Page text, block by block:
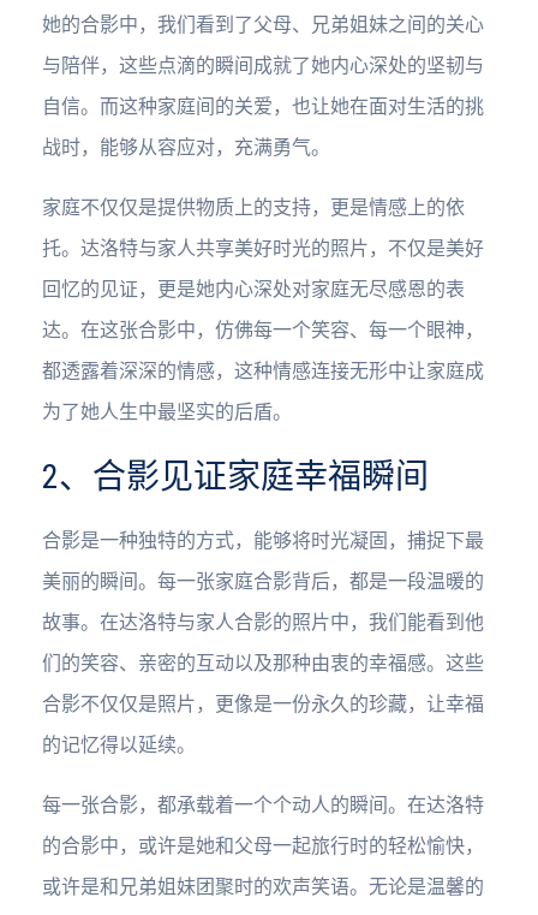
她的合影中，我们看到了父母、兄弟姐妹之间的关心
与陪伴，这些点滴的瞬间成就了她内心深处的坚韧与
自信。而这种家庭间的关爱，也让她在面对生活的挑
战时，能够从容应对，充满勇气。
家庭不仅仅是提供物质上的支持，更是情感上的依
托。达洛特与家人共享美好时光的照片，不仅是美好
回忆的见证，更是她内心深处对家庭无尽感恩的表
达。在这张合影中，仿佛每一个笑容、每一个眼神，
都透露着深深的情感，这种情感连接无形中让家庭成
为了她人生中最坚实的后盾。
2、合影见证家庭幸福瞬间
合影是一种独特的方式，能够将时光凝固，捕捉下最
美丽的瞬间。每一张家庭合影背后，都是一段温暖的
故事。在达洛特与家人合影的照片中，我们能看到他
们的笑容、亲密的互动以及那种由衷的幸福感。这些
合影不仅仅是照片，更像是一份永久的珍藏，让幸福
的记忆得以延续。
每一张合影，都承载着一个个动人的瞬间。在达洛特
的合影中，或许是她和父母一起旅行时的轻松愉快，
或许是和兄弟姐妹团聚时的欢声笑语。无论是温馨的